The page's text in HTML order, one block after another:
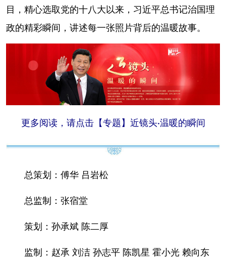
目，精心选取党的十八大以来，习近平总书记治国理
政的精彩瞬间，讲述每一张照片背后的温暖故事。
更多阅读，请点击【专题】近镜头·温暖的瞬间
总策划：傅华 吕岩松
总监制：张宿堂
策划：孙承斌 陈二厚
监制：赵承 刘洁 孙志平 陈凯星 霍小光 赖向东